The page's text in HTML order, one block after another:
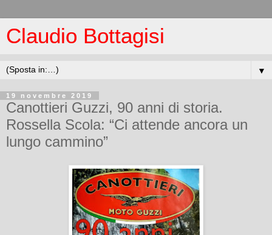
Claudio Bottagisi
▼
19 novembre 2019
Canottieri Guzzi, 90 anni di storia.
Rossella Scola: “Ci attende ancora un
lungo cammino”